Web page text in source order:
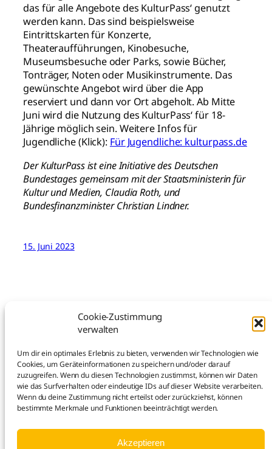
Cookie-Zustimmung
verwalten
Um dir ein optimales Erlebnis zu bieten, verwenden wir Technologien wie
Cookies, um Geräteinformationen zu speichern und/oder darauf
zuzugreifen. Wenn du diesen Technologien zustimmst, können wir Daten
wie das Surfverhalten oder eindeutige IDs auf dieser Website verarbeiten.
Wenn du deine Zustimmung nicht erteilst oder zurückziehst, können
bestimmte Merkmale und Funktionen beeinträchtigt werden.
Akzeptieren
das für alle Angebote des KulturPass‘ genutzt
werden kann. Das sind beispielsweise
Eintrittskarten für Konzerte,
Theateraufführungen, Kinobesuche,
Museumsbesuche oder Parks, sowie Bücher,
Tonträger, Noten oder Musikinstrumente. Das
gewünschte Angebot wird über die App
reserviert und dann vor Ort abgeholt. Ab Mitte
Juni wird die Nutzung des KulturPass‘ für 18-
Jährige möglich sein. Weitere Infos für
Jugendliche (Klick): Für Jugendliche: kulturpass.de
Der KulturPass ist eine Initiative des Deutschen
Bundestages gemeinsam mit der Staatsministerin für
Kultur und Medien, Claudia Roth, und
Bundesfinanzminister Christian Lindner.
15. Juni 2023
Noch mehr Theater …
Instagram
Facebook
YouTube
|Förderer